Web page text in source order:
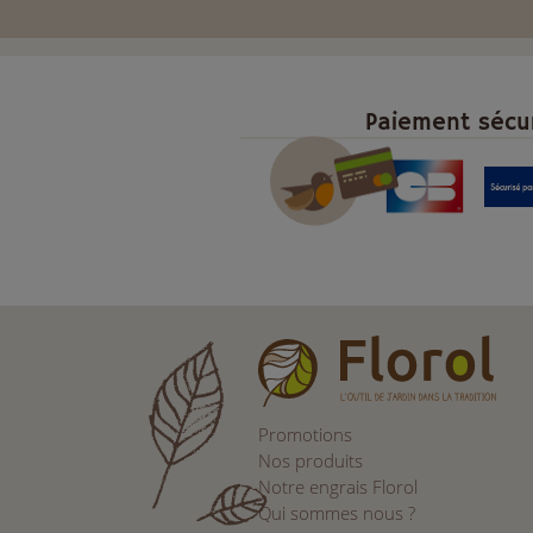
Paiement
Promotions
Nos produits
Notre engrais Florol
Qui sommes nous ?